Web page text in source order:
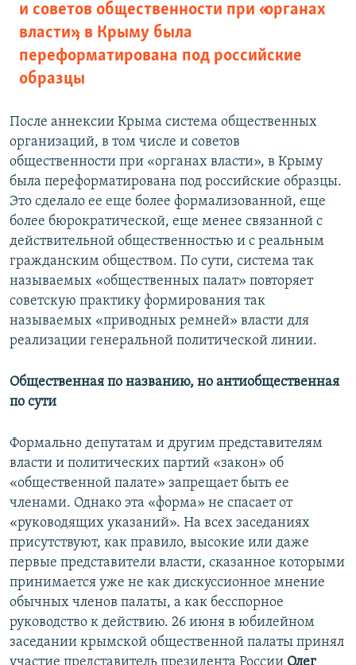
и советов общественности при «органах
власти», в Крыму была
переформатирована под российские
образцы
После аннексии Крыма система общественных
организаций, в том числе и советов
общественности при «органах власти», в Крыму
была переформатирована под российские образцы.
Это сделало ее еще более формализованной, еще
более бюрократической, еще менее связанной с
действительной общественностью и с реальным
гражданским обществом. По сути, система так
называемых «общественных палат» повторяет
советскую практику формирования так
называемых «приводных ремней» власти для
реализации генеральной политической линии.
Общественная по названию, но антиобщественная
по сути
Формально депутатам и другим представителям
власти и политических партий «закон» об
«общественной палате» запрещает быть ее
членами. Однако эта «форма» не спасает от
«руководящих указаний». На всех заседаниях
присутствуют, как правило, высокие или даже
первые представители власти, сказанное которыми
принимается уже не как дискуссионное мнение
обычных членов палаты, а как бесспорное
руководство к действию. 26 июня в юбилейном
заседании крымской общественной палаты принял